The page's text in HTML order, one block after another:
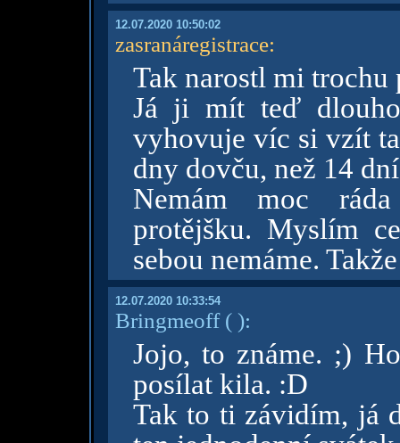
12.07.2020 10:50:02
zasranáregistrace:
Tak narostl mi trochu
Já ji mít teď
vyhovuje víc si vzít
dny dovču, než 14
Nemám moc
protějšku. Myslím
sebou nemáme.
12.07.2020 10:33:54
Bringmeoff( ):
Jojo, to známe. ;)
posílat kila. :D
Tak to ti závidím, já